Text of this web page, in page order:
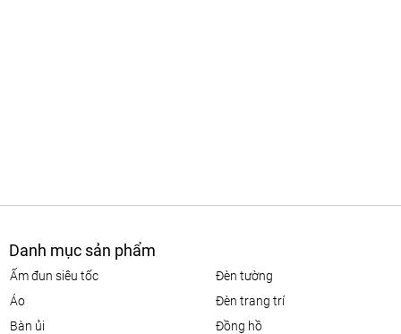
Danh mục sản phẩm
ấm đun siêu tốc
áo
bàn ủi
đèn tường
đèn trang trí
đồng hồ